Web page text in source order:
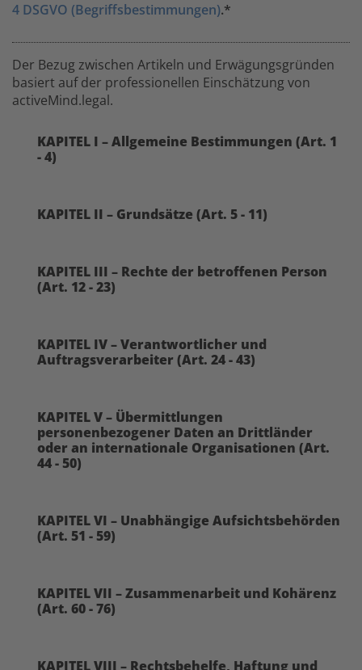
4 DSGVO (Begriffsbestimmungen).*
Der Bezug zwischen Artikeln und Erwägungsgründen
basiert auf der professionellen Einschätzung von
activeMind.legal.
KAPITEL I – Allgemeine Bestimmungen (Art. 1
- 4)
KAPITEL II – Grundsätze (Art. 5 - 11)
KAPITEL III – Rechte der betroffenen Person
(Art. 12 - 23)
KAPITEL IV – Verantwortlicher und
Auftragsverarbeiter (Art. 24 - 43)
KAPITEL V – Übermittlungen
personenbezogener Daten an Drittländer
oder an internationale Organisationen (Art.
44 - 50)
KAPITEL VI – Unabhängige Aufsichtsbehörden
(Art. 51 - 59)
KAPITEL VII – Zusammenarbeit und Kohärenz
(Art. 60 - 76)
KAPITEL VIII – Rechtsbehelfe, Haftung und